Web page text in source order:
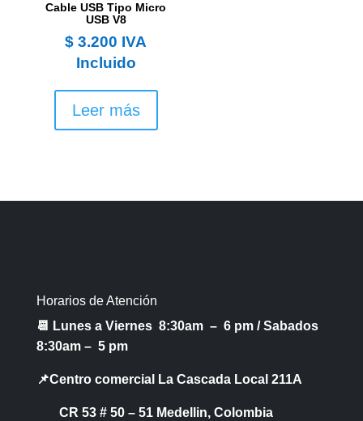
Cable USB Tipo Micro
USB V8
$ 3.200 IVA
Incluido
Leer más
Horarios de Atención
📆 Lunes a Viernes 8:30am – 6 pm /Sabados
8:30am – 5 pm
📌Centro comercial La Cascada Local 211A
CR 53 # 50 – 51 Medellin, Colombia